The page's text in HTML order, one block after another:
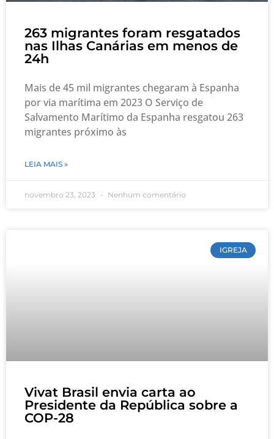
263 migrantes foram resgatados
nas Ilhas Canárias em menos de
24h
Mais de 45 mil migrantes chegaram à Espanha
por via marítima em 2023 O Serviço de
Salvamento Marítimo da Espanha resgatou 263
migrantes próximo às
LEIA MAIS »
novembro 23, 2023 Nenhum comentário
IGREJA
Vivat Brasil envia carta ao
Presidente da República sobre a
COP-28